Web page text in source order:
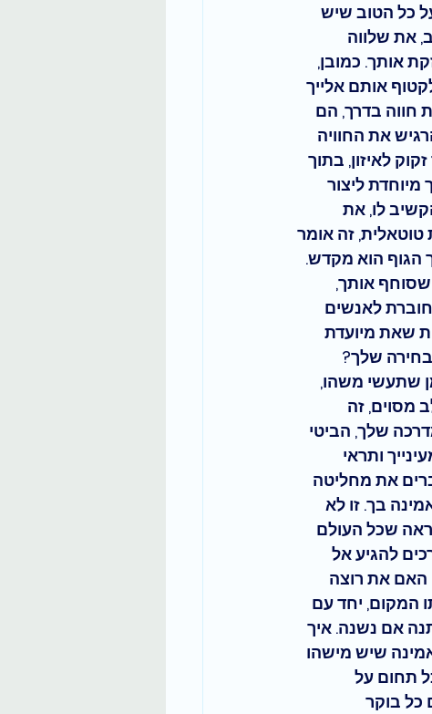
כל הטוב שיש
את שלווה
אותך. כמובן,
אותם אלייך
חווה בדרך, הם
את החוויה
לאיזון, בתוך
ליצור
לו, את
טוטאלית, זה אומר
הגוף הוא מקדש.
אותך,
לאנשים
שאת מיועדת
שלך?
שתעשי משהו,
מסוים, זה
שלך, הביטי
ותראי
את מחליטה
בך. זו לא
שכל העולם
להגיע אל
האם את רוצה
המקום, יחד עם
אם נשנה. איך
שיש מישהו
תחום על
כל בוקר